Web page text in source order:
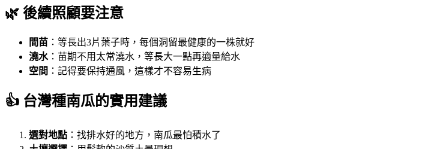
🌿 後續照顧要注意
間苗 ：等長出3片葉子時，每個洞留最健康的一株就好
澆水：苗期不用太常澆水，等長大一點再適量給水
空間 ：記得要保持通風，這樣才不容易生病
👍 台灣種南瓜的實用建議
選對地點 ：找排水好的地方，南瓜最怕積水了